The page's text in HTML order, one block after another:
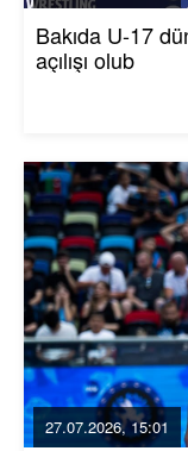
Bakıda U-17
açılışı olub
27.07.2026, 15:01